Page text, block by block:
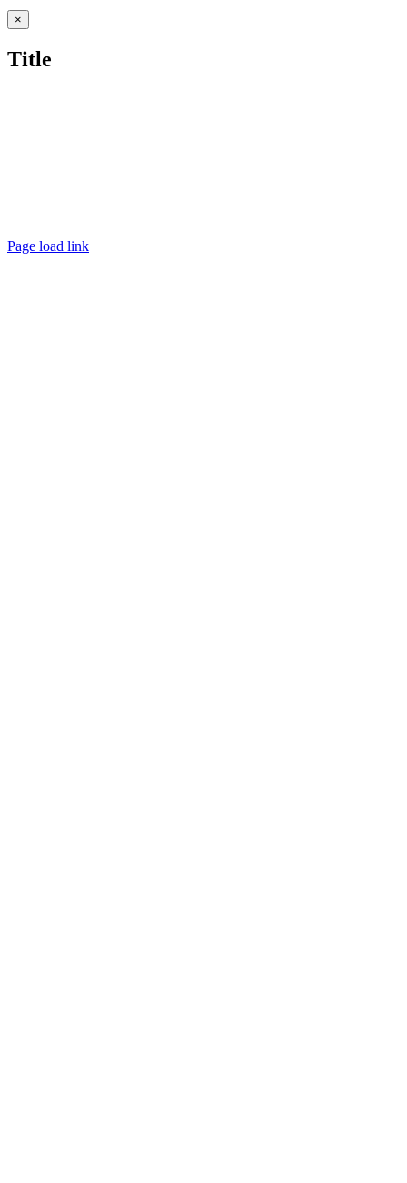
Zatvoriť
rýchle
produktu
×
Title
Page load link